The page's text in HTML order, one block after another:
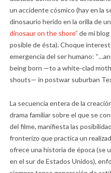
un accidente cósmico (hay en la
dinosaurio herido en la orilla de
dinosaur on the shore” de mi
posible de ésta). Choque
emergencia del ser humano:
being born —to a white-clad
shouts— in postwar suburban
La secuencia entera de la
drama familiar sobre el que se
del filme, manifiesta las
fronterizo que practica un
ofrece una historia de época (se
en el sur de Estados Unidos),